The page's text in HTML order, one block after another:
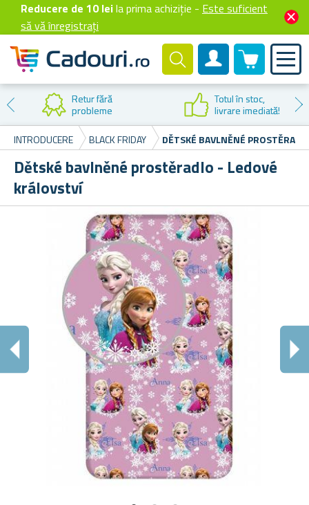
Reducere de 10 leila prima achiziție - Este suficient
să vă înregistrați
Cont client
0 produselor
Retur fără
probleme
Totul în stoc,
livrare imediată!
INTRODUCERE
BLACK FRIDAY DĚTSKÉ BAVLNĚNÉ
Dětské bavlněné prostěradlo - Ledové
království